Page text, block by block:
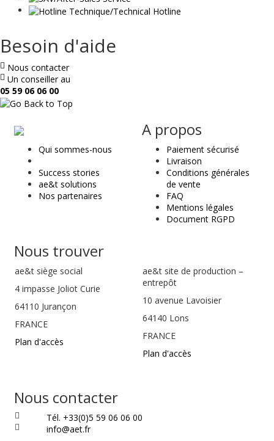
Besoin d'aide
Nous contacter
Un conseiller au
05 59 06 06 00
ae
&
t
Qui sommes-nous
Success stories
ae&t solutions
Nos partenaires
A propos
Paiement sécurisé
Livraison
Conditions générales
de vente
FAQ
Mentions légales
Document RGPD
Nous trouver
ae&t siège social
4 impasse Joliot Curie
64110 Jurançon
FRANCE
Plan d'accès
ae&t site de production –
entrepôt
10 avenue Lavoisier
64140 Lons
FRANCE
Plan d'accès
Nous contacter
Tél. +33(0)5 59 06 06 00
info@aet.fr